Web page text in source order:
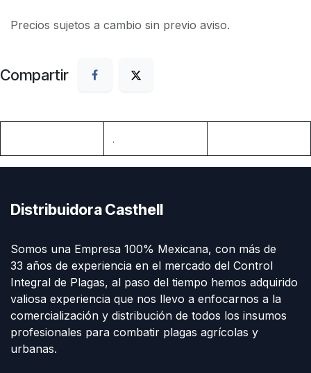
Precios sujetos a cambio sin previo aviso.
Compartir
.
Distribuidora Casthell
Somos una Empresa 100% Mexicana, con más de
33 años de experiencia en el mercado del Control
Integral de Plagas, al paso del tiempo hemos adquirido
valiosa experiencia que nos llevo a enfocarnos a la
comercialización y distribución de todos los insumos
profesionales para combatir plagas agrícolas y
urbanas.